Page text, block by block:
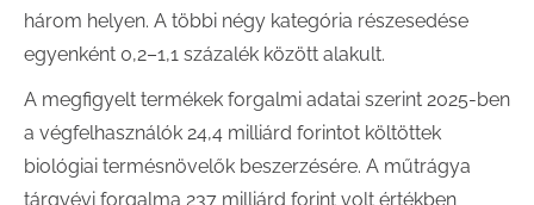
három helyen. A többi négy kategória részesedése
egyenként 0,2–1,1 százalék között alakult.
A megfigyelt termékek forgalmi adatai szerint 2025-ben
a végfelhasználók 24,4 milliárd forintot költöttek
biológiai termésnövelők beszerzésére. A műtrágya
tárgyévi forgalma 237 milliárd forint volt értékben